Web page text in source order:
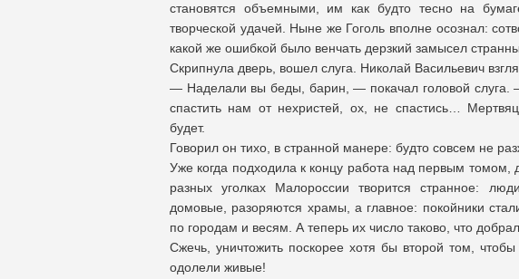
становятся объемными, им как будто тесно на
творческой удачей. Ныне же Гоголь вполне осознал:
какой же ошибкой было венчать дерзкий замысел
Скрипнула дверь, вошел слуга. Николай Васильевич
— Наделали вы беды, барин, — покачал головой слуга.
спастить нам от нехристей, ох, не спастись…
будет.
Говорил он тихо, в странной манере: будто совсем не
Уже когда подходила к концу работа над первым томом,
разных уголках Малороссии творится странное:
домовые, разоряются храмы, а главное: покойники
по городам и весям. А теперь их число таково, что
Сжечь, уничтожить поскорее хотя бы второй том,
одолели живые!